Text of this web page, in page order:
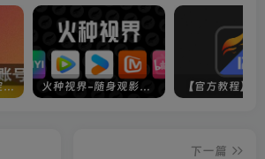
【火种黑钻会员限定】雷神加速器账号 火种视界-随身观影神器（完美适配手机端）
下一篇